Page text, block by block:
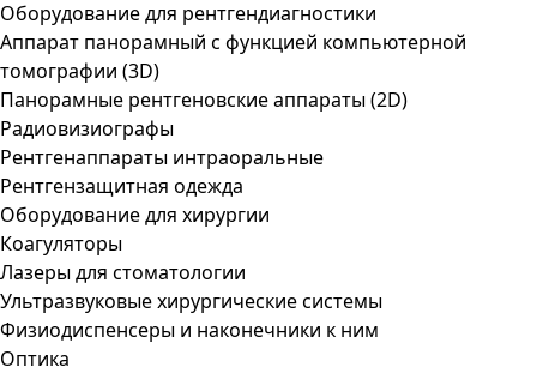
Оборудование для рентгендиагностики
Аппарат панорамный с функцией компьютерной
томографии (3D)
Панорамные рентгеновские аппараты (2D)
Радиовизиографы
Рентгенаппараты интраоральные
Рентгензащитная одежда
Оборудование для хирургии
Коагуляторы
Лазеры для стоматологии
Ультразвуковые хирургические системы
Физиодиспенсеры и наконечники к ним
Оптика